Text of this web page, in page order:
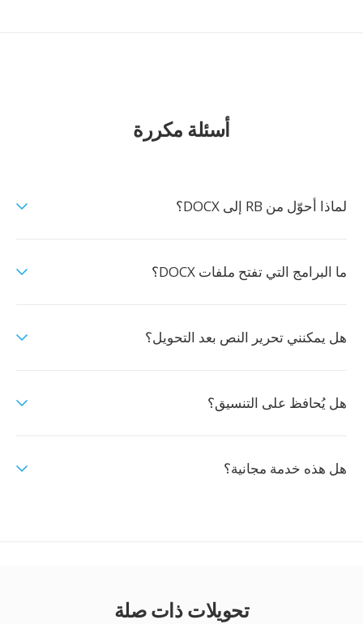
أسئلة مكررة
لماذا أحوّل من RB إلى DOCX؟
ما البرامج التي تفتح ملفات DOCX؟
هل يمكنني تحرير النص بعد التحويل؟
هل يُحافظ على التنسيق؟
هل هذه خدمة مجانية؟
تحويلات ذات صلة